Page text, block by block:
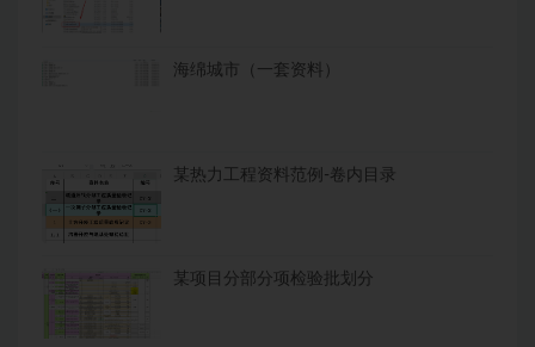
海绵城市（一套资料）
某热力工程资料范例-卷内目录
某项目分部分项检验批划分